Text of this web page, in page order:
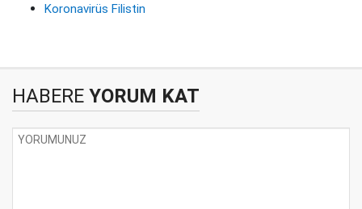
Koronavirüs Filistin
HABERE YORUM KAT